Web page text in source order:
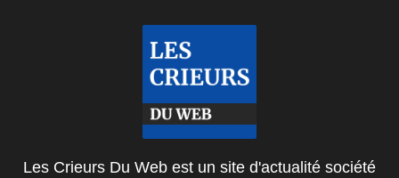
Les Crieurs Du Web est un site d'actualité société